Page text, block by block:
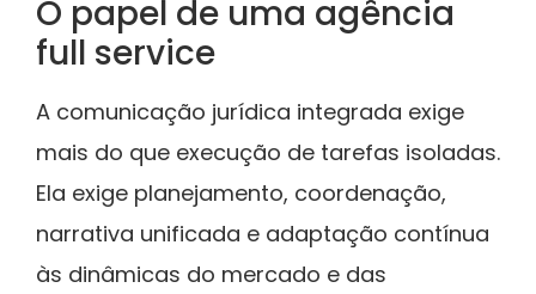
O papel de uma agência
full service
A comunicação jurídica integrada exige
mais do que execução de tarefas isoladas.
Ela exige planejamento, coordenação,
narrativa unificada e adaptação contínua
às dinâmicas do mercado e das